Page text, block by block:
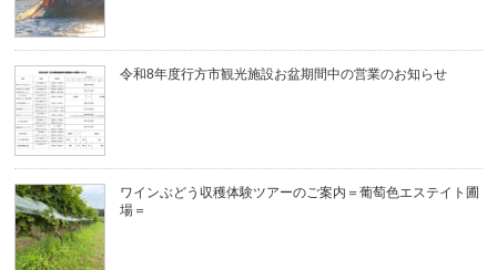
令和8年度行方市観光施設お盆期間中の営業のお知らせ
ワインぶどう収穫体験ツアーのご案内＝葡萄色エステイト圃
場＝